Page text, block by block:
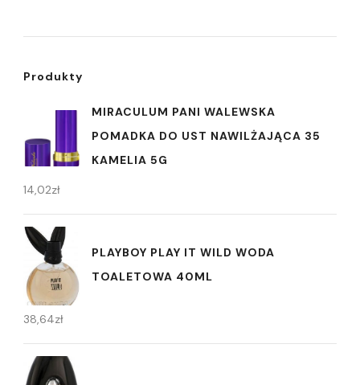
Produkty
MIRACULUM PANI WALEWSKA
POMADKA DO UST NAWILŻAJĄCA 35
KAMELIA 5G
14,02zł
PLAYBOY PLAY IT WILD WODA
TOALETOWA 40ML
38,64zł